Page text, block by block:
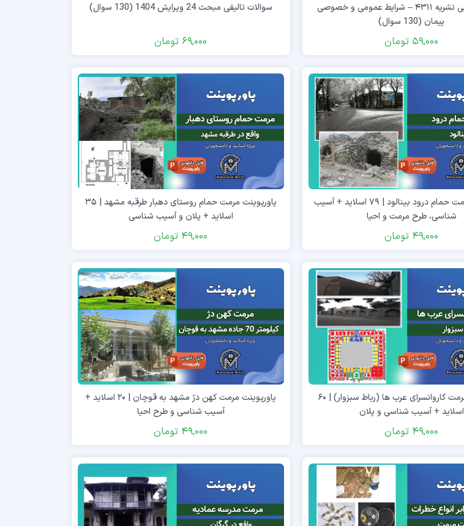
سوالات تالیفی نشریه ۴۳۱۱ – شرایط عمومی و خصوصی
پیمان (130 سوال)
59,000 تومان
سوالات تالیفی مبحث 24 ویرایش 1404 (130 سوال)
69,000 تومان
پاورپوینت مرمت حمام درود بینالود | ۷۹ اسلاید + آسیب
شناسی، طرح مرمت و احیا
49,000 تومان
پاورپوینت مرمت حمام روستای دهبار طرقبه مشهد | ۳۵
اسلاید + پلان و آسیب شناسی
49,000 تومان
پاورپوینت مرمت کاروانسرای عرب ها (رباط سبزوار) | ۶۰
اسلاید + آسیب شناسی و پلان
49,000 تومان
پاورپوینت مرمت کهن دژ مشهد به قوچان | ۲۰ اسلاید +
آسیب شناسی و طرح احیا
49,000 تومان